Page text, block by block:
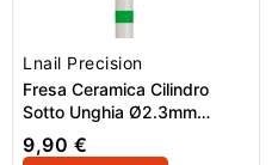
Lnail Precision
Fresa Ceramica Cilindro
Sotto Unghia Ø2.3mm
Grossa Taglio Incrociato
LL 14.0mm
9,90 €